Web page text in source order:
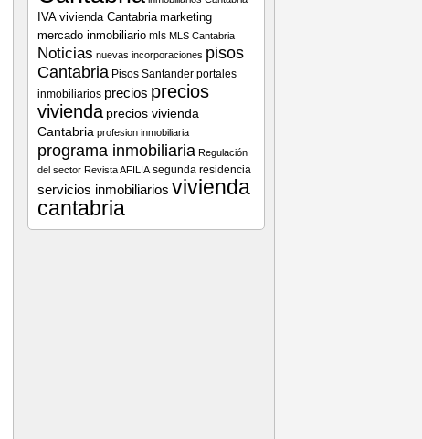
IVA vivienda Cantabria marketing
mercado inmobiliario mls MLS Cantabria
Noticias nuevas incorporaciones pisos
Cantabria Pisos Santander portales
inmobiliarios precios precios
vivienda precios vivienda
Cantabria profesion inmobiliaria
programa inmobiliaria Regulación
del sector Revista AFILIA segunda residencia
servicios inmobiliarios vivienda
cantabria